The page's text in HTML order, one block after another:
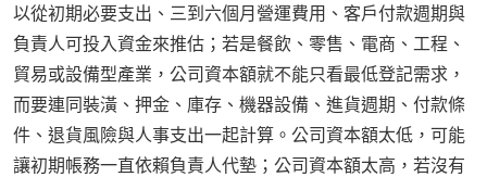
以從初期必要支出、三到六個月營運費用、客戶付款週期與
負責人可投入資金來推估；若是餐飲、零售、電商、工程、
貿易或設備型產業，公司資本額就不能只看最低登記需求，
而要連同裝潢、押金、庫存、機器設備、進貨週期、付款條
件、退貨風險與人事支出一起計算。公司資本額太低，可能
讓初期帳務一直依賴負責人代墊；公司資本額太高，若沒有